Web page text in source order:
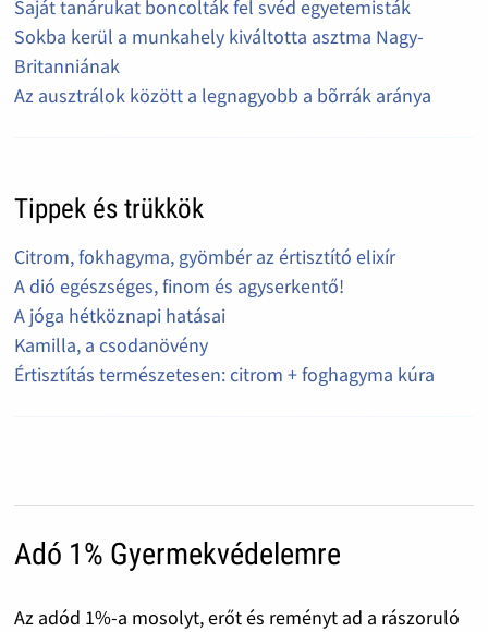
Saját tanárukat boncolták fel svéd egyetemisták
Sokba kerül a munkahely kiváltotta asztma Nagy-
Britanniának
Az ausztrálok között a legnagyobb a bõrrák aránya
Tippek és trükkök
Citrom, fokhagyma, gyömbér az értisztító elixír
A dió egészséges, finom és agyserkentő!
A jóga hétköznapi hatásai
Kamilla, a csodanövény
Értisztítás természetesen: citrom + foghagyma kúra
Adó 1% Gyermekvédelemre
Az adód 1%-a mosolyt, erőt és reményt ad a rászoruló